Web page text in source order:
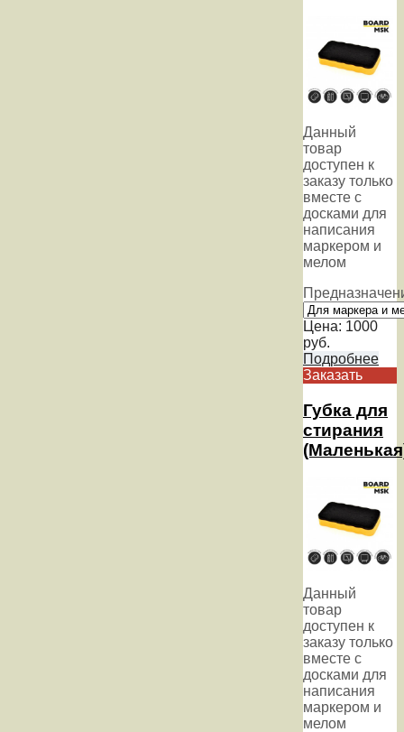
Данный
товар
доступен к
заказу только
вместе с
досками для
написания
маркером и
мелом
Цена: 1000
руб.
Подробнее
Заказать
Губка для
стирания
Данный
товар
доступен к
заказу только
вместе с
досками для
написания
маркером и
мелом